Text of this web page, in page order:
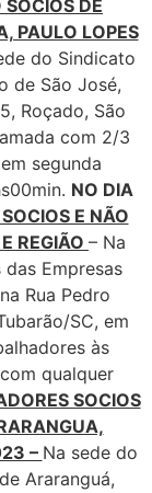
DE
PAULO LOPES
do Sindicato
de São José,
Roçado, São
com 2/3
segunda
NO DIA
E NÃO
REGIÃO – Na
Empresas
Rua Pedro
SC, em
às
qualquer
SOCIOS
– Na sede do
Araranguá,